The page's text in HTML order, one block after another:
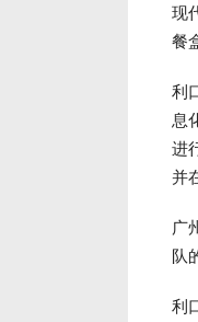
现
餐
利
息
进
并
广
队
利